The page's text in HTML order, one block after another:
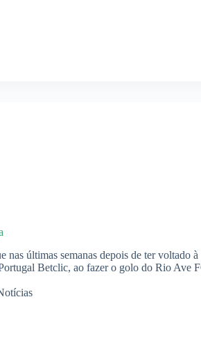
nas últimas semanas depois de ter voltado
Betclic, ao fazer o golo do Rio Ave